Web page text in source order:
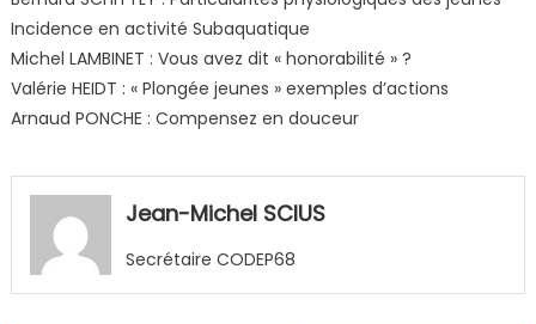
Incidence en activité Subaquatique
Michel LAMBINET : Vous avez dit « honorabilité » ?
Valérie HEIDT : « Plongée jeunes » exemples d’actions
Arnaud PONCHE : Compensez en douceur
Jean-Michel SCIUS
Secrétaire CODEP68